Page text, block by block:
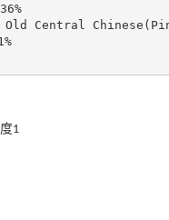
) Old Central
1